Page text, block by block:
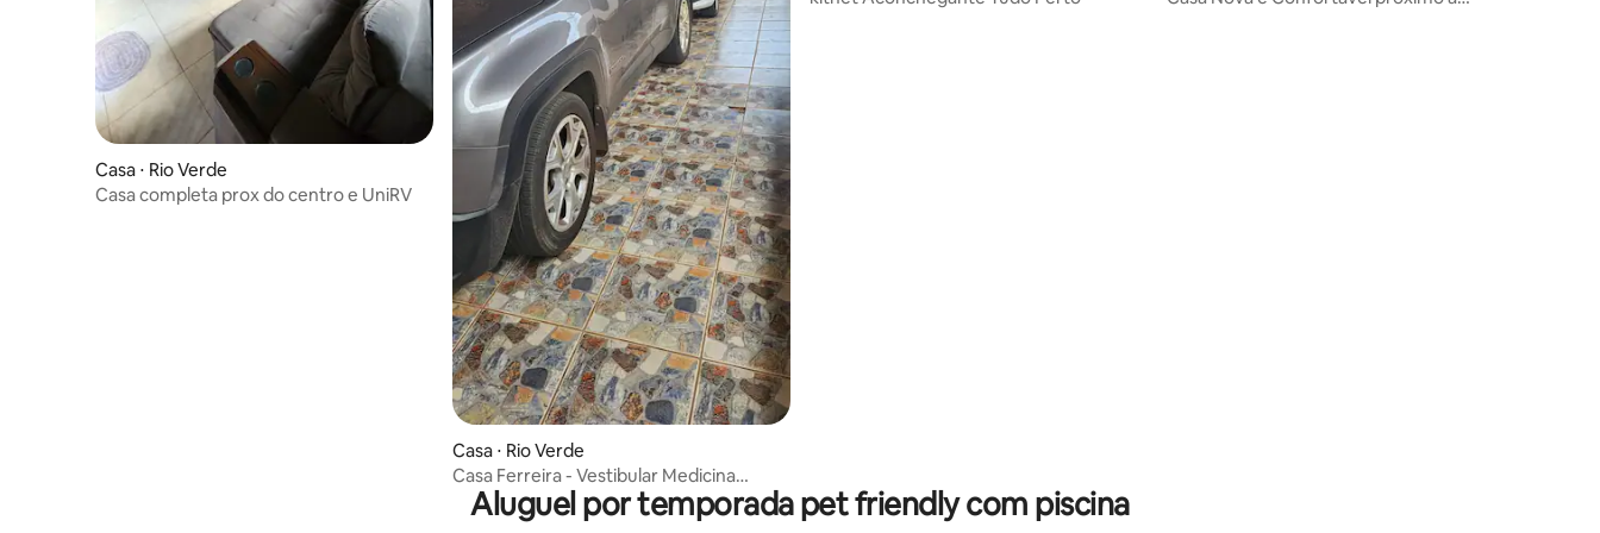
Casa ⋅ Rio Verde
Casa completa prox do centro e UniRV
Casa ⋅ Rio Verde
Casa Ferreira - Vestibular Medicina
UNIRV 2026
Aluguel por temporada pet friendly com piscina